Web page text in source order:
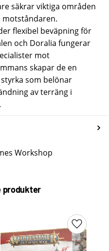
säkrar viktiga områden
motståndaren.
flexibel beväpning för
och Doralia fungerar
mot
skapar de en
som belönar
av terräng i
Workshop
produkter
i favoriter Lägg till